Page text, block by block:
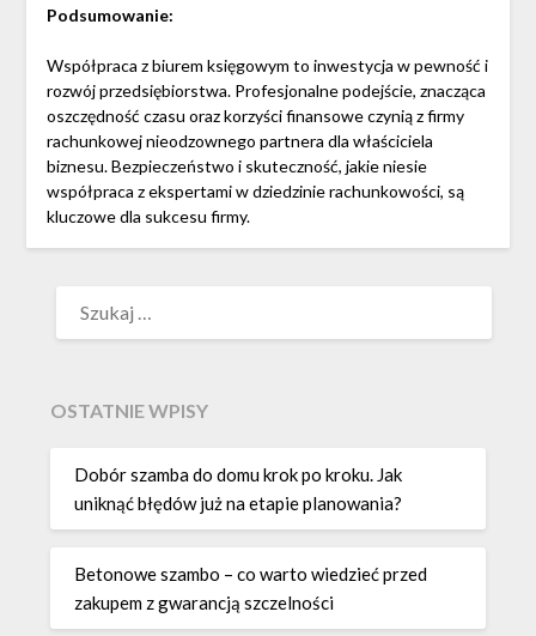
Podsumowanie:
Współpraca z biurem księgowym to inwestycja w pewność i
rozwój przedsiębiorstwa. Profesjonalne podejście, znacząca
oszczędność czasu oraz korzyści finansowe czynią z firmy
rachunkowej nieodzownego partnera dla właściciela
biznesu. Bezpieczeństwo i skuteczność, jakie niesie
współpraca z ekspertami w dziedzinie rachunkowości, są
kluczowe dla sukcesu firmy.
OSTATNIE WPISY
Dobór szamba do domu krok po kroku. Jak
uniknąć błędów już na etapie planowania?
Betonowe szambo – co warto wiedzieć przed
zakupem z gwarancją szczelności